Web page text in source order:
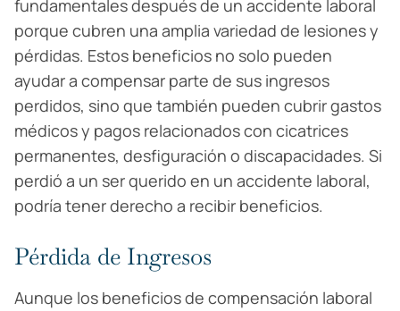
fundamentales después de un accidente laboral
porque cubren una amplia variedad de lesiones y
pérdidas. Estos beneficios no solo pueden
ayudar a compensar parte de sus ingresos
perdidos, sino que también pueden cubrir gastos
médicos y pagos relacionados con cicatrices
permanentes, desfiguración o discapacidades. Si
perdió a un ser querido en un accidente laboral,
podría tener derecho a recibir beneficios.
Pérdida de Ingresos
Aunque los beneficios de compensación laboral